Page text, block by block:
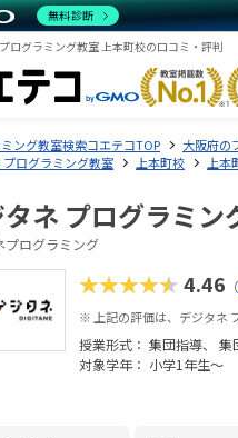
ログラミング教室 上本町校の口コミ・評判
ング教室検索コエテコTOP 大阪府の
プログラミング教室
上本町校 上
ネ プログラミン
プログラミング
★★★★★4.46 （
※ 上記の評価は、デジタネ
授業形式： 集団指導 集
対象学年： 小学1年生～
無料診断